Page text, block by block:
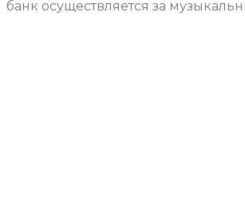
банк осуществляется за